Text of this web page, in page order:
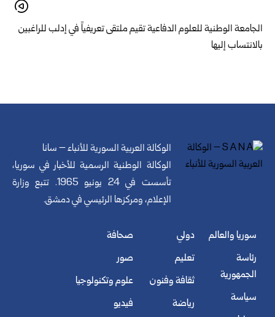
الجامعة الوطنية للعلوم الدفاعية تقيم ملتقى تعريفياً في إدلب للراغبين
بالانتساب إليها
الوكالة العربية السورية للأنباء – سانا
الوكالة الوطنية الرسمية للأخبار في سوريا،
تأسست في 24 يونيو 1965. تتبع وزارة
الإعلام، ومركزها الرئيسي في دمشق.
سوريا والعالم
رئاسة
الجمهورية
سياسة
دولي
تعليم
ثقافة وفنون
رياضة
صحافة
صور
علوم وتكنولوجيا
فيديو